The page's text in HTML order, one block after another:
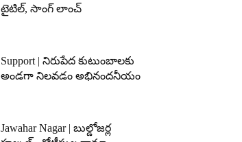
టైటిల్, సాంగ్ లాంచ్
Support | నిరుపేద కుటుంబాలకు
అండగా నిలవడం అభినందనీయం
Jawahar Nagar | బుల్డోజర్ల